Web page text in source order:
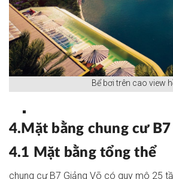
Bể bơi trên cao view
4.Mặt bằng chung cư B7
4.1 Mặt bằng tổng thể
chung cư B7 Giảng Võ có quy mô 25